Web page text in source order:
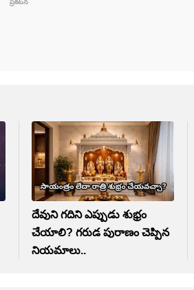
దేవుని గదిని ఎప్పుడు శుభ్రం
చేయాలి? గరుడ పురాణం చెప్పిన
నియమాలు..